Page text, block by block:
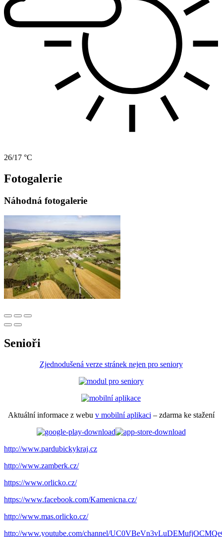
26/17 °C
Fotogalerie
Náhodná fotogalerie
Senioři
Zjednodušená verze stránek nejen pro seniory
Aktuální informace z webu v mobilní aplikaci – zdarma ke stažení
http://www.pardubickykraj.cz
http://www.zamberk.cz/
https://www.orlicko.cz/
https://www.facebook.com/Kamenicna.cz/
http://www.mas.orlicko.cz/
http://www.youtube.com/channel/